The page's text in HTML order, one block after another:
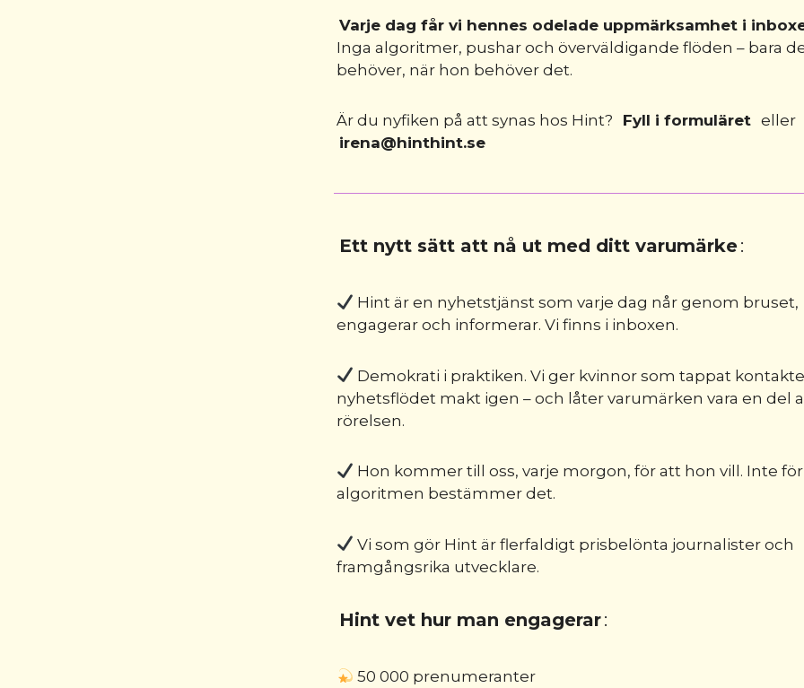
Varje dag får vi hennes odelade uppmärksamhet i
Inga algoritmer, pushar och överväldigande flöden – bara
behöver, när hon behöver det.
Är du nyfiken på att synas hos Hint? Fyll i formuläret eller
irena@hinthint.se
Ett nytt sätt att nå ut med ditt varumärke:
Hint är en nyhetstjänst som varje dag når genom bruset,
engagerar och informerar. Vi finns i inboxen.
Demokrati i praktiken. Vi ger kvinnor som tappat
nyhetsflödet makt igen – och låter varumärken vara en del
rörelsen.
Hon kommer till oss, varje morgon, för att hon vill. Inte
algoritmen bestämmer det.
Vi som gör Hint är flerfaldigt prisbelönta journalister och
framgångsrika utvecklare.
Hint vet hur man engagerar:
50 000 prenumeranter